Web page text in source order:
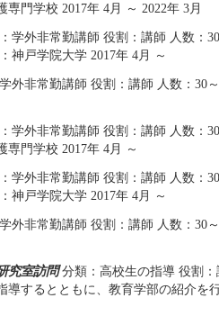
専門学校 2017年 4月 ～ 2022年 3月
学外非常勤講師 役割：講師 人数：
神戸学院大学 2017年 4月 ～
外非常勤講師 役割：講師 人数：30
学外非常勤講師 役割：講師 人数：
専門学校 2017年 4月 ～
学外非常勤講師 役割：講師 人数：
神戸学院大学 2017年 4月 ～
外非常勤講師 役割：講師 人数：30
究室訪問分類：高校生の指導 役割
導するとともに、教育学部の紹介を